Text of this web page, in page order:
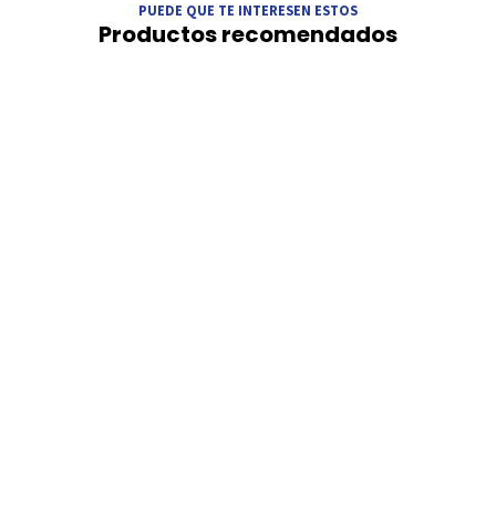
PUEDE QUE TE INTERESEN ESTOS
Productos recomendados